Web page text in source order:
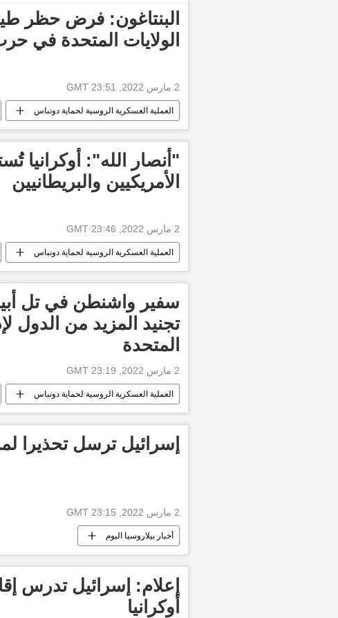
البنتاغون: فرض حظر
الولايات المتحدة في
2 مارس 2022, 23:51 GMT
العملية العسكرية الروسية لحماية دونباس
"أنصار الله": أوكرانيا
الأمريكيين والبريطانيين
2 مارس 2022, 23:46 GMT
العملية العسكرية الروسية لحماية دونباس
سفير واشنطن في تل
تجنيد المزيد من الدول
المتحدة
2 مارس 2022, 23:19 GMT
العملية العسكرية الروسية لحماية دونباس
إسرائيل ترسل تحذيرا
2 مارس 2022, 23:15 GMT
أخبار بيلاروسيا اليوم
إعلام: إسرائيل تدرس
أوكرانيا